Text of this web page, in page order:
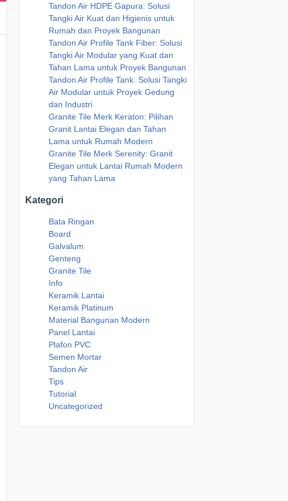
Tandon Air HDPE Gapura: Solusi
Tangki Air Kuat dan Higienis untuk
Rumah dan Proyek Bangunan
Tandon Air Profile Tank Fiber: Solusi
Tangki Air Modular yang Kuat dan
Tahan Lama untuk Proyek Bangunan
Tandon Air Profile Tank: Solusi Tangki
Air Modular untuk Proyek Gedung
dan Industri
Granite Tile Merk Keraton: Pilihan
Granit Lantai Elegan dan Tahan
Lama untuk Rumah Modern
Granite Tile Merk Serenity: Granit
Elegan untuk Lantai Rumah Modern
yang Tahan Lama
Kategori
Bata Ringan
Board
Galvalum
Genteng
Granite Tile
Info
Keramik Lantai
Keramik Platinum
Material Bangunan Modern
Panel Lantai
Plafon PVC
Semen Mortar
Tandon Air
Tips
Tutorial
Uncategorized